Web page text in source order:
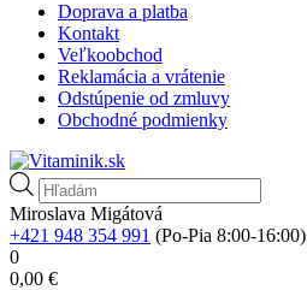
Doprava a platba
Kontakt
Veľkoobchod
Reklamácia a vrátenie
Odstúpenie od zmluvy
Obchodné podmienky
Products
search
Miroslava Migátová
+421 948 354 991 (Po-Pia 8:00-16:00)
0
0,00 €